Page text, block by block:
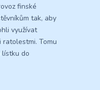
finské
tak, aby
využívat
ratolestmi. Tomu
lístku do